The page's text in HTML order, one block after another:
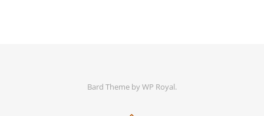
Bard Theme byWP Royal.